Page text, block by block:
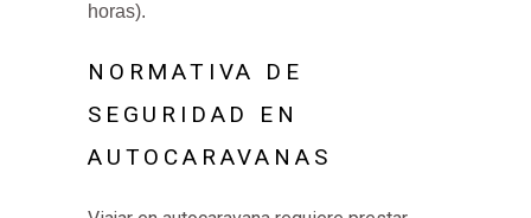
horas).
NORMATIVA DE
SEGURIDAD EN
AUTOCARAVANAS